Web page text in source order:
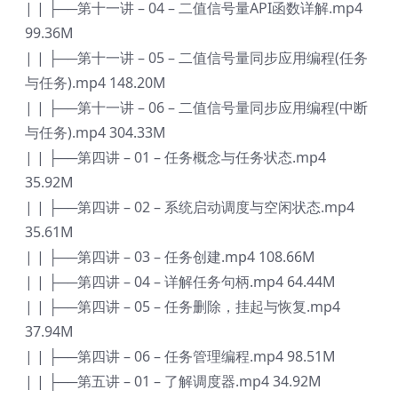
| | ├──第十一讲 – 04 – 二值信号量API函数详解.mp4
99.36M
| | ├──第十一讲 – 05 – 二值信号量同步应用编程(任务
与任务).mp4 148.20M
| | ├──第十一讲 – 06 – 二值信号量同步应用编程(中断
与任务).mp4 304.33M
| | ├──第四讲 – 01 – 任务概念与任务状态.mp4
35.92M
| | ├──第四讲 – 02 – 系统启动调度与空闲状态.mp4
35.61M
| | ├──第四讲 – 03 – 任务创建.mp4 108.66M
| | ├──第四讲 – 04 – 详解任务句柄.mp4 64.44M
| | ├──第四讲 – 05 – 任务删除，挂起与恢复.mp4
37.94M
| | ├──第四讲 – 06 – 任务管理编程.mp4 98.51M
| | ├──第五讲 – 01 – 了解调度器.mp4 34.92M